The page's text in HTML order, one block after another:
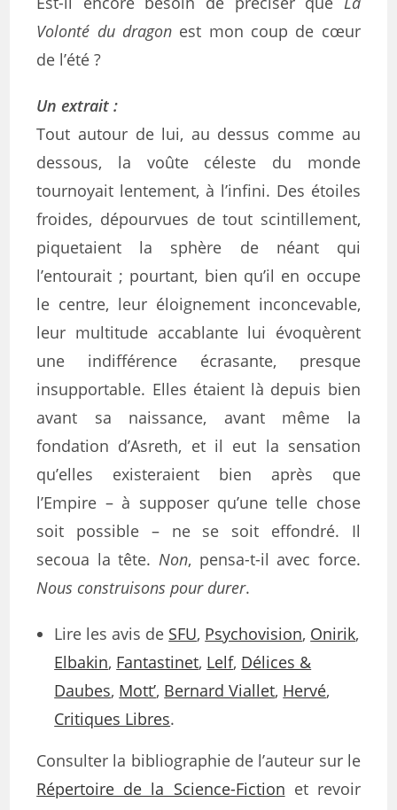
Volonté du dragonest mon coup de cœur
de l’été ?
Un extrait :
Tout autour de lui, au dessus comme au
dessous, la voûte céleste du monde
tournoyait lentement, à l’infini. Des étoiles
froides, dépourvues de tout scintillement,
piquetaient la sphère de néant qui
l’entourait ; pourtant, bien qu’il en occupe
le centre, leur éloignement inconcevable,
leur multitude accablante lui évoquèrent
une indifférence écrasante, presque
insupportable. Elles étaient là depuis bien
avant sa naissance, avant même la
fondation d’Asreth, et il eut la sensation
qu’elles existeraient bien après que
l’Empire – à supposer qu’une telle chose
soit possible – ne se soit effondré. Il
secoua la tête. Non, pensa-t-il avec force.
Nous construisons pour durer.
Lire les avis de SFU, Psychovision, Onirik,
Elbakin, Fantastinet, Lelf, Délices &
Daubes, Mott’, Bernard Viallet, Hervé,
Critiques Libres.
Consulter la bibliographie de l’auteur sur le
Répertoire de la Science-Fiction et revoir